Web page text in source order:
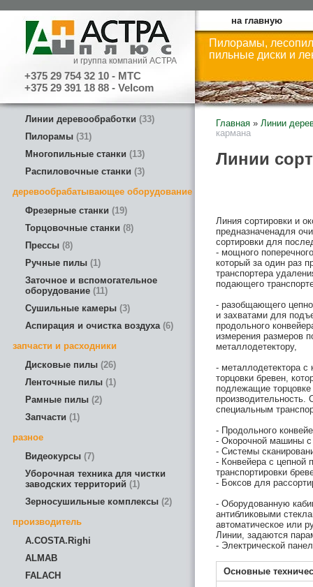
и группа компаний АСТРА
+375 29 754 32 10 - МТС
+375 29 391 18 88 - Velcom
на главную
Пилорамы,
пильные диски и
Линии деревообработки 33
Пилорамы 31
Многопильные станки
13
Распиловочные станки 3
деревообрабатывающее оборудование
Фрезерные станки
19
Торцовочные станки 8
Прессы 8
Ручные пилы 1
Заточное и вспомогательное
оборудование 11
Сушильные камеры 3
Аспирация и очистка воздуха 6
запчасти и расходники
Дисковые пилы 26
Ленточные пилы 1
Рамные пилы 2
Запчасти
1
разное
Видеокурсы 7
Уборочная техника для чистки
заводских территорий
1
Зерносушильные комплексы 2
производитель
A.COSTA.Righi
ALMAB
FALACH
Главная » Линии
кармана
Линии
Линия сортировки и
предназначенадля
сортировки для
- мощного
который за один раз
транспортера
подающего
- разобщающего
и захватами для
продольного
измерения размеров
металлодетектору,
- металлодетектора с
торцовки бревен,
подлежащие торцовке
специальным
- Продольного
- Окорочной машины
- Системы
- Конвейера с цепной
транспортировки
- Боксов для
- Оборудованную
антибликовыми
автоматическое или
Линии, задаются
- Электрической
Основные